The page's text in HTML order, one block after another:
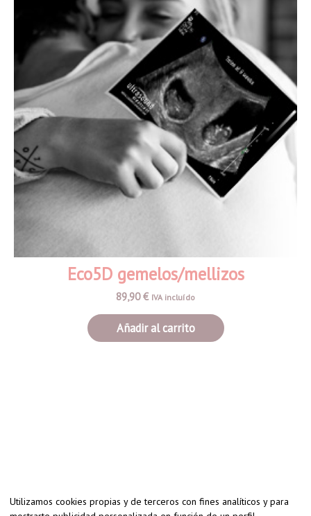
Eco5D gemelos/mellizos
89,90€ IVA incluído
Añadir al carrito
Utilizamos cookies propias y de terceros con fines analíticos y para